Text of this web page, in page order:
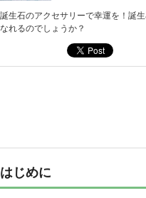
誕生石のアクセサリーで幸運を！誕
なれるのでしょうか？
はじめに